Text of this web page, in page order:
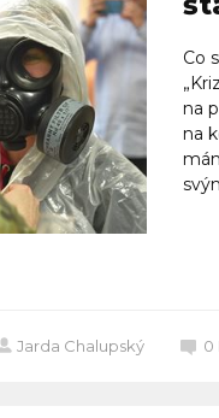
Co
na
na
Jarda Chalupský 0